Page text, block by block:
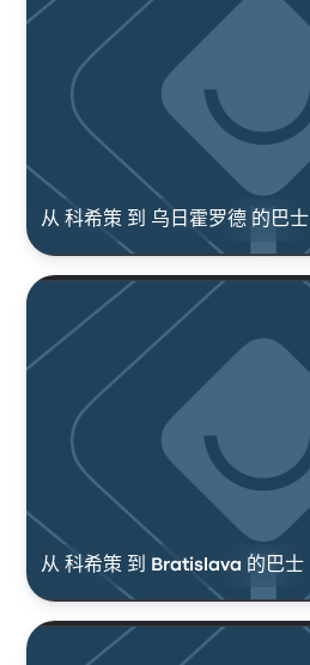
从 科希策 到 乌日霍罗德 的巴士
从 科希策 到 Bratislava 的巴士